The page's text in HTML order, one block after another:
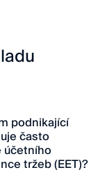
podnikající
často
účetního
tržeb (EET)?